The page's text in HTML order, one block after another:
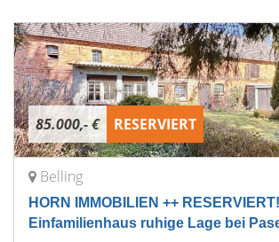
85.000,- € RESERVIERT
Belling
HORN IMMOBILIEN ++ RESERVIERT!
Einfamilienhaus ruhige Lage bei